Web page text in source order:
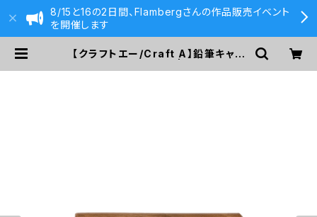
8/15と16の2日間、Flambergさんの作品販売イベント
を開催します
【クラフトエー/Craft A】鉛筆キャッ